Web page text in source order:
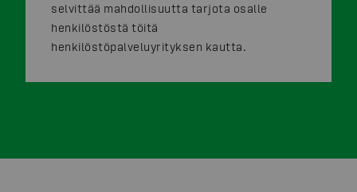
selvittää mahdollisuutta tarjota osalle
henkilöstöstä töitä
henkilöstöpalveluyrityksen kautta.